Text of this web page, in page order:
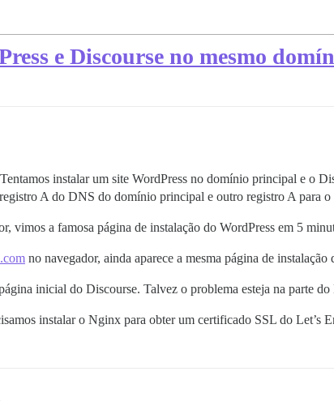
e Discourse no mesmo
instalar um site WordPress no domínio principal e o
A do DNS do domínio principal e outro registro A para
vimos a famosa página de instalação do WordPress em 5
no navegador, ainda aparece a mesma página de
inicial do Discourse. Talvez o problema esteja na parte
instalar o Nginx para obter um certificado SSL do Let’s